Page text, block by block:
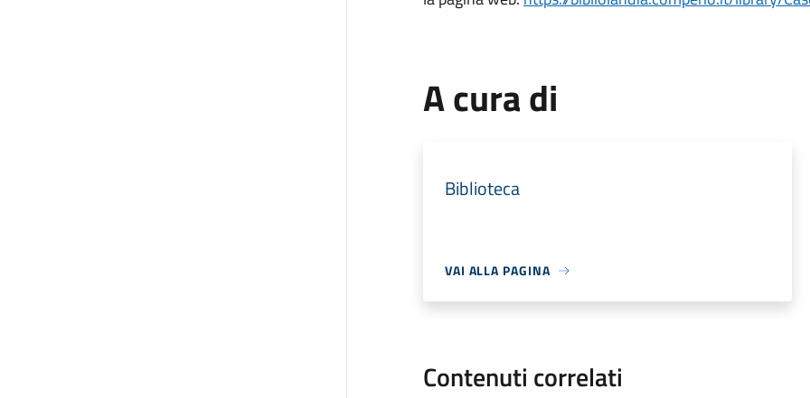
A cura di
Biblioteca
VAI ALLA PAGINA
Contenuti correlati